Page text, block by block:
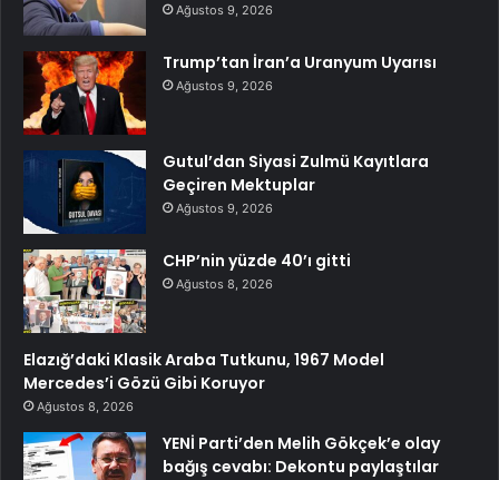
Ağustos 9, 2026
Trump’tan İran’a Uranyum Uyarısı
Ağustos 9, 2026
Gutul’dan Siyasi Zulmü Kayıtlara
Geçiren Mektuplar
Ağustos 9, 2026
CHP’nin yüzde 40’ı gitti
Ağustos 8, 2026
Elazığ’daki Klasik Araba Tutkunu, 1967 Model
Mercedes’i Gözü Gibi Koruyor
Ağustos 8, 2026
YENİ Parti’den Melih Gökçek’e olay
bağış cevabı: Dekontu paylaştılar